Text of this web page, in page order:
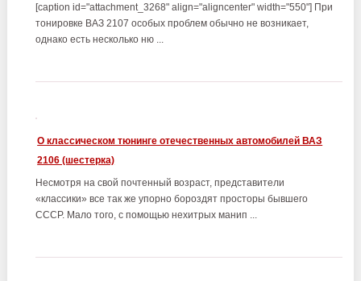
[caption id="attachment_3268" align="aligncenter" width="550"] При
тонировке ВАЗ 2107 особых проблем обычно не возникает,
однако есть несколько ню ...
О классическом тюнинге отечественных автомобилей ВАЗ
2106 (шестерка)
Несмотря на свой почтенный возраст, представители
«классики» все так же упорно бороздят просторы бывшего
СССР. Мало того, с помощью нехитрых манип ...